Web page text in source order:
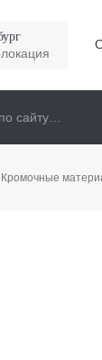
Кромочные